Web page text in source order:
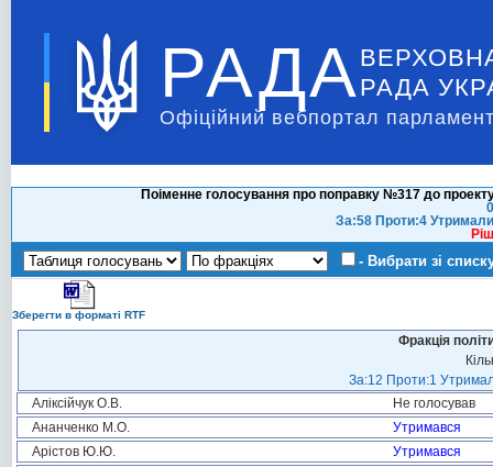
РАДА РАДА
Офіційний вебпортал
Поіменне голосування про поправку №317 до
За:58 Проти:4
- Вибрати зі
Зберегти в форматі RTF
Фракція
За:12 Проти:1
Аліксійчук О.В.
Не голосував
Ананченко М.О.
Утримався
Арістов Ю.Ю.
Утримався